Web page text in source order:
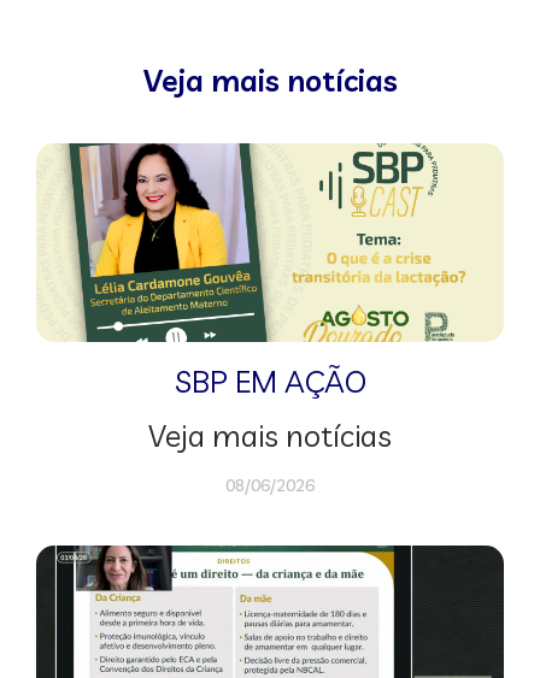
Veja mais notícias
SBP EM AÇÃO
Veja mais notícias
08/06/2026